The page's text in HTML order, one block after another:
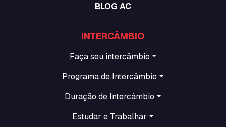
BLOG AC
INTERCÂMBIO
Faça seu intercâmbio
Programa de Intercâmbio
Duração de Intercâmbio
Estudar e Trabalhar